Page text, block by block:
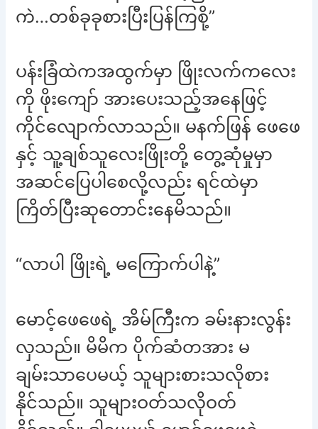
ကဲ…တစ်ခုခုစားပြီးပြန်ကြစို့”
ပန်းခြံထဲကအထွက်မှာ ဖြိုးလက်ကလေး
ကို ဖိုးကျော် အားပေးသည့်အနေဖြင့်
ကိုင်လျောက်လာသည်။ မနက်ဖြန် ဖေဖေ
နှင့် သူ့ချစ်သူလေးဖြိုးတို့ တွေ့ဆုံမှုမှာ
အဆင်ပြေပါစေလို့လည်း ရင်ထဲမှာ
ကြိတ်ပြီးဆုတောင်းနေမိသည်။
“လာပါ ဖြိုးရဲ့ မကြောက်ပါနဲ့”
မောင့်ဖေဖေရဲ့ အိမ်ကြီးက ခမ်းနားလွန်း
လှသည်။ မိမိက ပိုက်ဆံတအား မ
ချမ်းသာပေမယ့် သူများစားသလိုစား
နိုင်သည်။ သူများဝတ်သလိုဝတ်